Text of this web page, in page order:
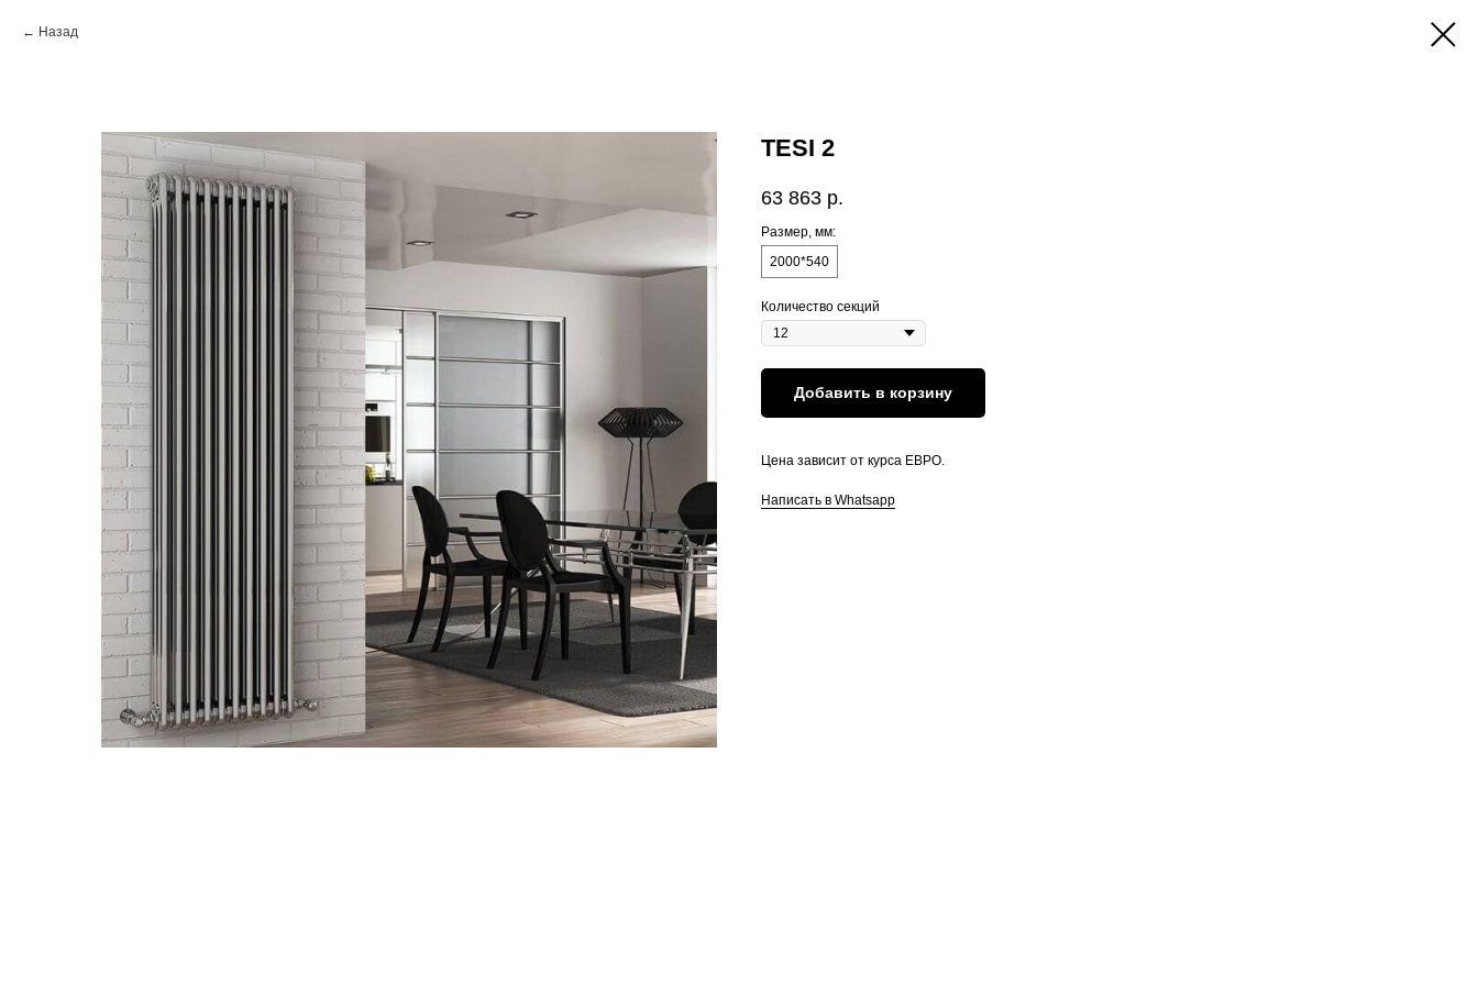
Назад
TESI 2
63 863 р.
Размер, мм:
2000*540
Количество секций
Добавить в корзину
Цена зависит от курса ЕВРО.
Написать в Whatsapp